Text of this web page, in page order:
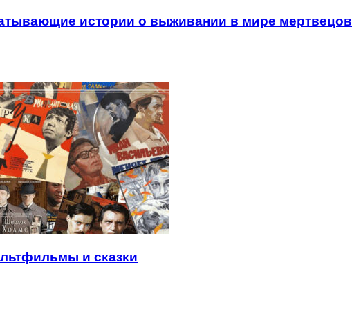
истории о выживании в мире мертвецов
и сказки